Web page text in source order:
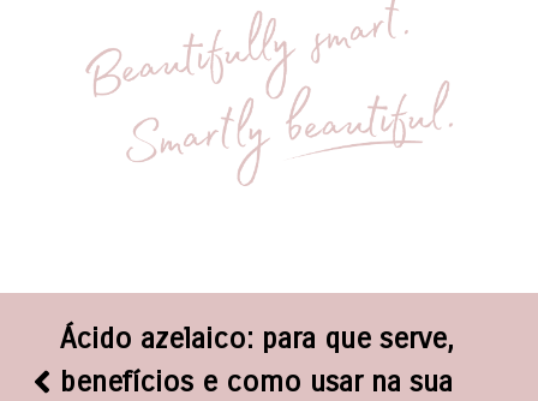
Ácido azelaico: para que serve,
benefícios e como usar na sua